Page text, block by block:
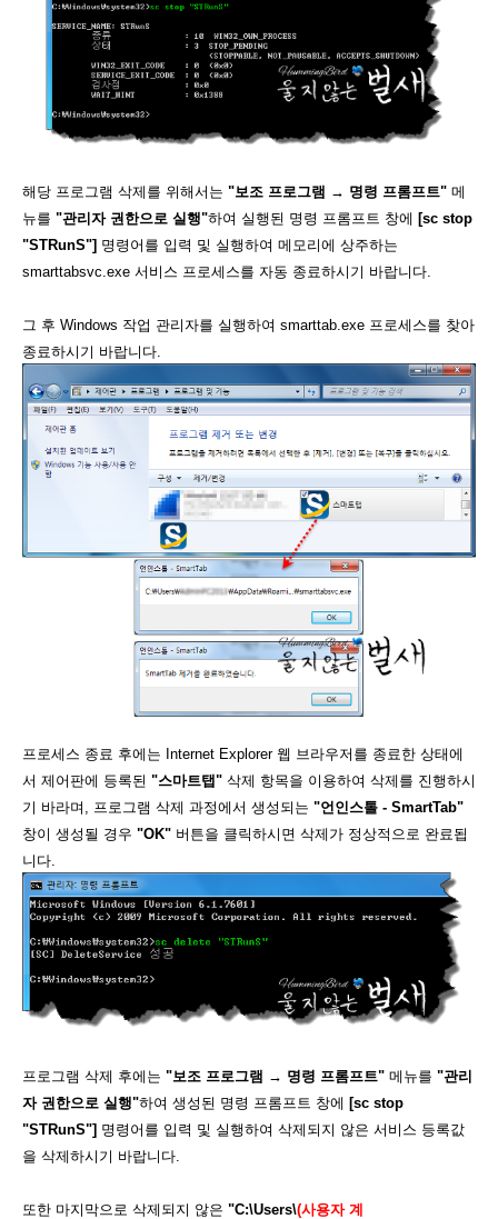
해당 프로그램 삭제를 위해서는 "보조 프로그램 → 명령 프롬프트" 메
뉴를 "관리자 권한으로 실행"하여 실행된 명령 프롬프트 창에 [sc stop
"STRunS"] 명령어를 입력 및 실행하여 메모리에 상주하는
smarttabsvc.exe 서비스 프로세스를 자동 종료하시기 바랍니다.
그 후 Windows 작업 관리자를 실행하여 smarttab.exe 프로세스를 찾아
종료하시기 바랍니다.
프로세스 종료 후에는 Internet Explorer 웹 브라우저를 종료한 상태에
서 제어판에 등록된 "스마트탭" 삭제 항목을 이용하여 삭제를 진행하시
기 바라며, 프로그램 삭제 과정에서 생성되는 "언인스톨 - SmartTab"
창이 생성될 경우 "OK" 버튼을 클릭하시면 삭제가 정상적으로 완료됩
니다.
프로그램 삭제 후에는 "보조 프로그램 → 명령 프롬프트" 메뉴를 "관리
자 권한으로 실행"하여 생성된 명령 프롬프트 창에 [sc stop
"STRunS"] 명령어를 입력 및 실행하여 삭제되지 않은 서비스 등록값
을 삭제하시기 바랍니다.
또한 마지막으로 삭제되지 않은 "C:\Users\(사용자 계